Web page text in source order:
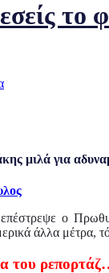
το
μιλά για
ο
άλλα
του